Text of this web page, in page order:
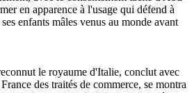
en apparence à l'usage qui défend à
enfants mâles venus au monde avant
le royaume d'Italie, conclut avec
des traités de commerce, se montra